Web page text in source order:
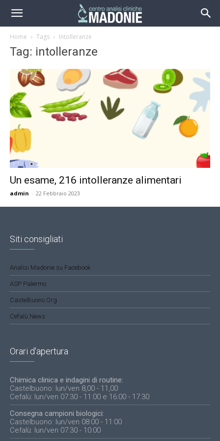
Home Tags Intolleranze
Tag: intolleranze
Un esame, 216 intolleranze alimentari
admin - 22 Febbraio 2023
Siti consigliati
Analisi Madonie su Facebook
ASP Palermo
Castelbuono.Org
Cefalù News
Orari d'apertura
Chimica clinica e indagini di routine:
Castelbuono: lun/ven 8,00 - 11,00
Cefalù: lun/ven 07:30 - 11:00 e 16:00 - 17:30
Consegna campioni biologici:
Castelbuono: lun/ven 08:00 - 11:00
Cefalù: lun/ven 07:30 - 10:00